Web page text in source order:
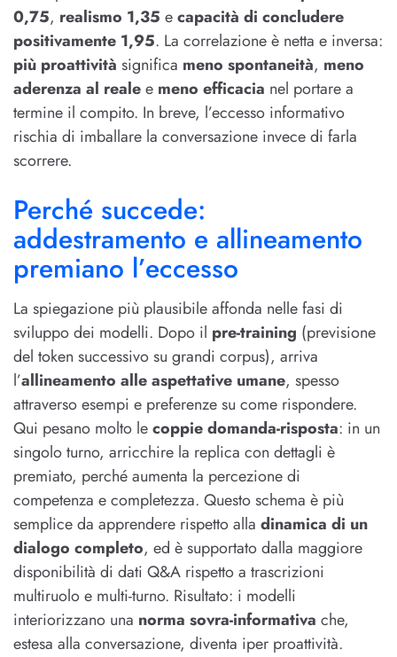
0,75, realismo 1,35 ecapacità di concludere
positivamente 1,95. La correlazione è netta e inversa:
più proattività significa meno spontaneità, meno
aderenza al realee meno efficacia nel portare a
termine il compito. In breve, l’eccesso informativo
rischia di imballare la conversazione invece di farla
scorrere.
Perché succede:
addestramento e allineamento
premiano l’eccesso
La spiegazione più plausibile affonda nelle fasi di
sviluppo dei modelli. Dopo il pre-training (previsione
del token successivo su grandi corpus), arriva
l’allineamento alle aspettative umane, spesso
attraverso esempi e preferenze su come rispondere.
Qui pesano molto lecoppie domanda-risposta: in un
singolo turno, arricchire la replica con dettagli è
premiato, perché aumenta la percezione di
competenza e completezza. Questo schema è più
semplice da apprendere rispetto alla dinamica di un
dialogo completo, ed è supportato dalla maggiore
disponibilità di dati Q&A rispetto a trascrizioni
multiruolo e multi-turno. Risultato: i modelli
interiorizzano una norma sovra-informativa che,
estesa alla conversazione, diventa iper proattività.